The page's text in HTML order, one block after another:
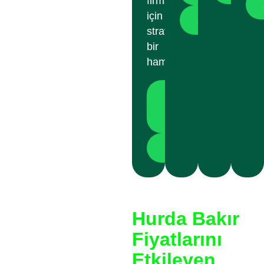
için
stratejik
bir
hammaddedir.
Hurda Bakır
Fiyatlarını